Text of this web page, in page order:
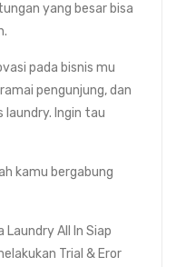
yang besar bisa
pada bisnis mu
pengunjung, dan
laundry. Ingin tau
kamu bergabung
Laundry All In Siap
Trial & Eror